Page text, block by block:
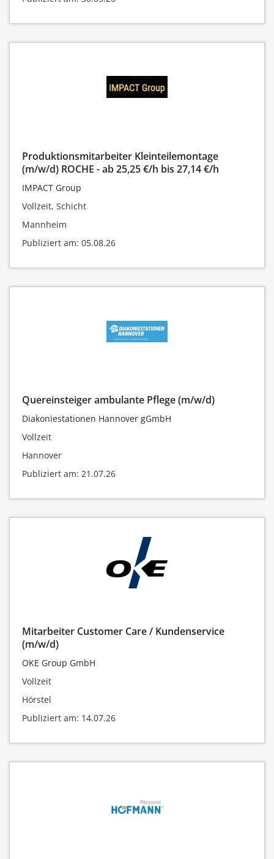
Produktionsmitarbeiter Kleinteilemontage
(m/w/d) ROCHE - ab 25,25 €/h bis 27,14 €/h
IMPACT Group
Vollzeit, Schicht
Mannheim
Publiziert am: 05.08.26
Quereinsteiger ambulante Pflege (m/w/d)
Diakoniestationen Hannover gGmbH
Vollzeit
Hannover
Publiziert am: 21.07.26
Mitarbeiter Customer Care / Kundenservice
(m/w/d)
OKE Group GmbH
Vollzeit
Hörstel
Publiziert am: 14.07.26